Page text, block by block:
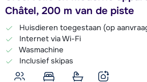
Châtel, 200 m van de piste
Huisdieren toegestaan (op
Internet via Wi-Fi
Wasmachine
Inclusief skipas